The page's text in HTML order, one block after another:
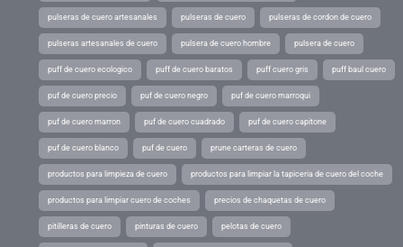
pulseras de cuero artesanales pulseras de cuero pulseras de cordon de cuero
pulseras artesanales de cuero pulsera de cuero hombre pulsera de cuero
puff de cuero ecologico puff de cuero baratos puff cuero gris puff baul cuero
puf de cuero precio puf de cuero negro puf de cuero marroqui
puf de cuero marron puf de cuero cuadrado puf de cuero capitone
puf de cuero blanco puf de cuero prune carteras de cuero
productos para limpieza de cuero productos para limpiar la tapiceria de cuero del coche
productos para limpiar cuero de coches precios de chaquetas de cuero
pitilleras de cuero pinturas de cuero pelotas de cuero